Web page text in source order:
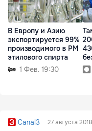
В Европу и Азию
экспортируется 99%
производимого в РМ
этилового спирта
1 Фев. 19:30
Canal3 27 августа